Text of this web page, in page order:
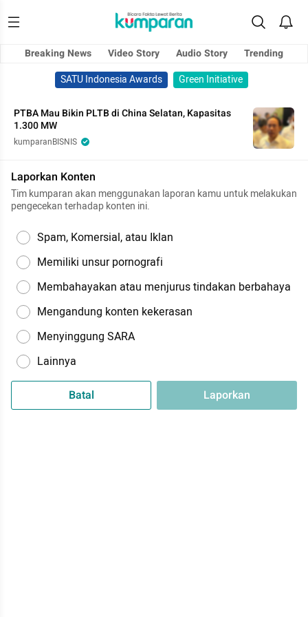
Breaking News Video Story Audio Story
Trending
SATU Indonesia Awards
Green Initiative
PTBA Mau Bikin PLTB di China Selatan, Kapasitas
1.300 MW
kumparanBISNIS
Laporkan Konten
Tim kumparan akan menggunakan laporan kamu untuk melakukan
pengecekan terhadap konten ini.
Spam, Komersial, atau Iklan
Memiliki unsur pornografi
Membahayakan atau menjurus tindakan berbahaya
Mengandung konten kekerasan
Menyinggung SARA
Lainnya
Batal Laporkan